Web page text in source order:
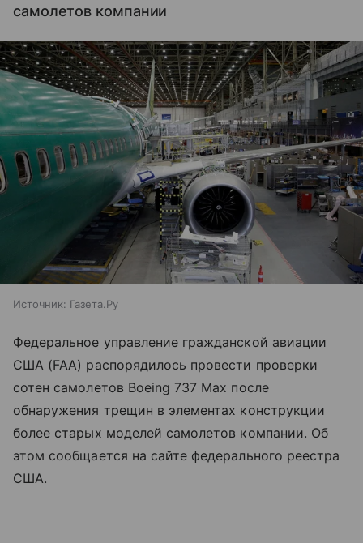
самолетов компании
Источник: Газета.Ру
Федеральное управление гражданской авиации
США (FAA) распорядилось провести проверки
сотен самолетов Boeing 737 Max после
обнаружения трещин в элементах конструкции
более старых моделей самолетов компании. Об
этом сообщается на сайте федерального реестра
США.